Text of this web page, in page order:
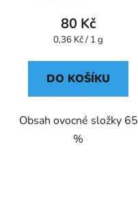
80 Kč
Měrná
0,36 Kč / 1 g
DO KOŠÍKU
Obsah ovocné složky 65
%